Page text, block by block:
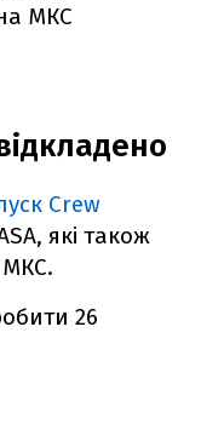
МКС
Crew
які також
МКС.
26